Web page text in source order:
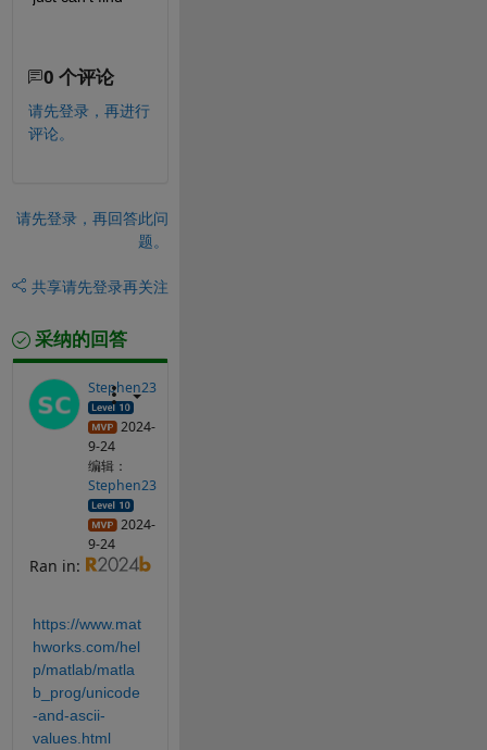
0 个评论
请先登录，再进行
评论。
请先登录，再回答此问
题。
共享请先登录再关注
采纳的回答
Stephen23
2024-
9-24
编辑：
Stephen23
2024-
9-24
Ran in:
https://www.mat
hworks.com/hel
p/matlab/matla
b_prog/unicode
-and-ascii-
values.html